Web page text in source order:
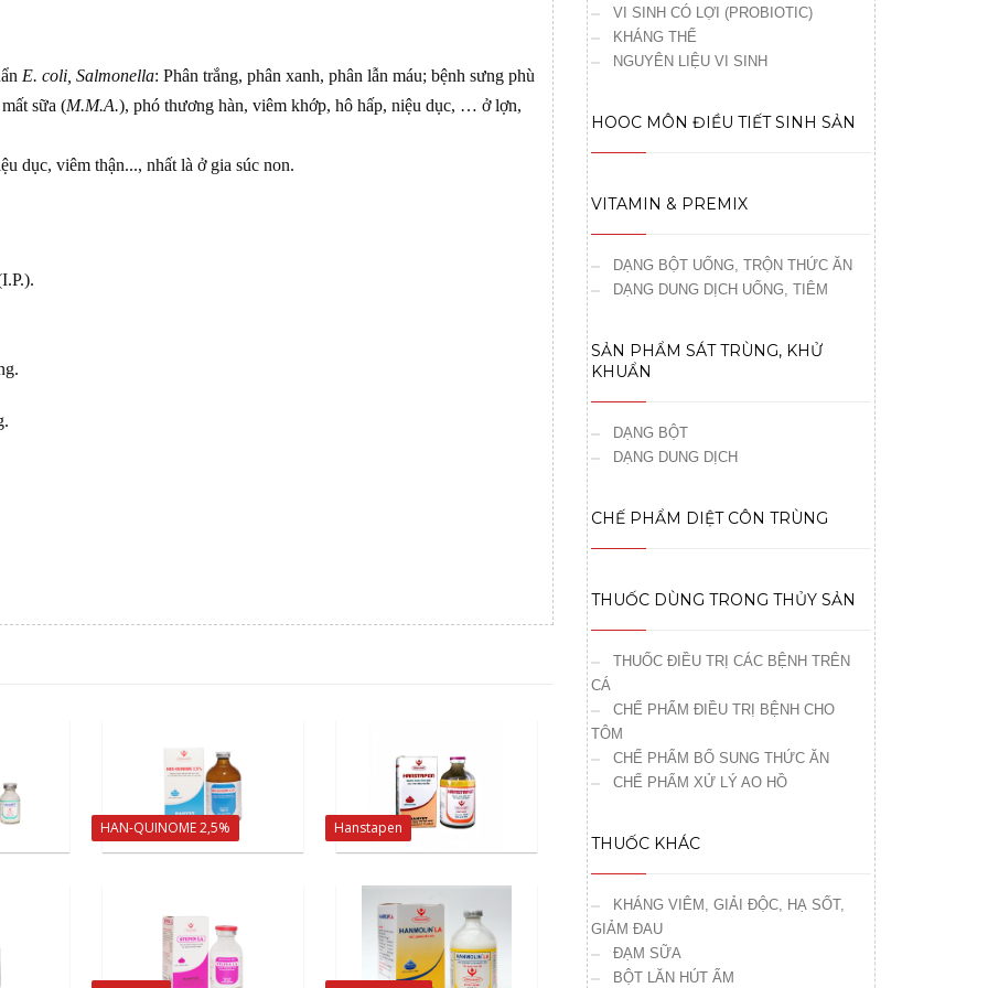
E. coli, Salmonella: Phân trắng, phân xanh, phân lẫn máu; bệnh sưng phù
sữa (M.M.A.), phó thương hàn, viêm khớp, hô hấp, niệu dục, … ở lợn,
dục, viêm thận..., nhất là ở gia súc non.
HAN-QUINOME 2,5% Hanstapen
VI SINH CÓ LỢI (PROBIOTIC)
KHÁNG THỂ
NGUYÊN LIỆU VI SINH
HOOC MÔN ĐIỀU TIẾT SINH SẢN
VITAMIN & PREMIX
DẠNG BỘT UỐNG, TRỘN THỨC ĂN
DẠNG DUNG DỊCH UỐNG, TIÊM
SẢN PHẨM SÁT TRÙNG, KHỬ
KHUẨN
DẠNG BỘT
DẠNG DUNG DỊCH
CHẾ PHẨM DIỆT CÔN TRÙNG
THUỐC DÙNG TRONG THỦY SẢN
THUỐC ĐIỀU TRỊ CÁC BỆNH TRÊN
CÁ
CHẾ PHẨM ĐIỀU TRỊ BỆNH CHO
TÔM
CHẾ PHẨM BỔ SUNG THỨC ĂN
CHẾ PHẨM XỬ LÝ AO HỒ
THUỐC KHÁC
KHÁNG VIÊM, GIẢI ĐỘC, HẠ SỐT,
GIẢM ĐAU
ĐẠM SỮA
BỘT LĂN HÚT ẨM